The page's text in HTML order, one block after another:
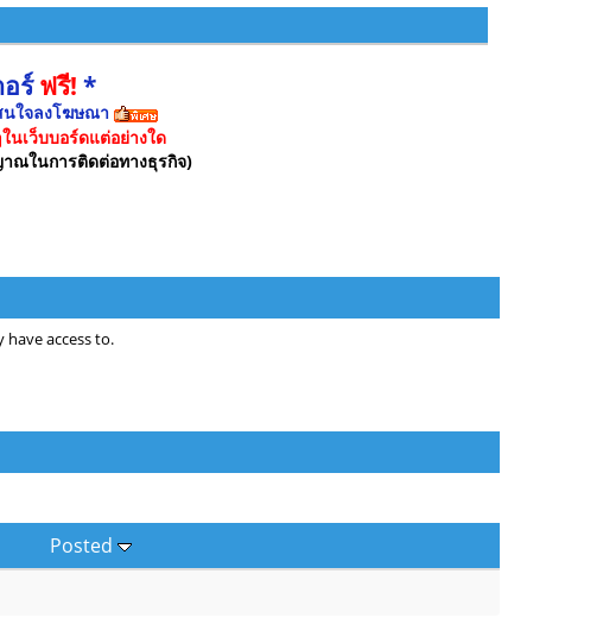
ร์ฟรี! *
นใจลงโฆษณา
เว็บบอร์ดแต่อย่างใด
ณในการติดต่อทางธุรกิจ)
access to.
Posted